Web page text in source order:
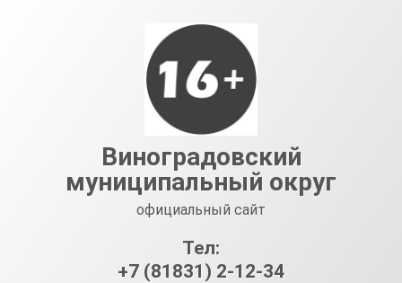
Виноградовский
муниципальный округ
официальный сайт
Тел:
+7 (81831) 2-12-34